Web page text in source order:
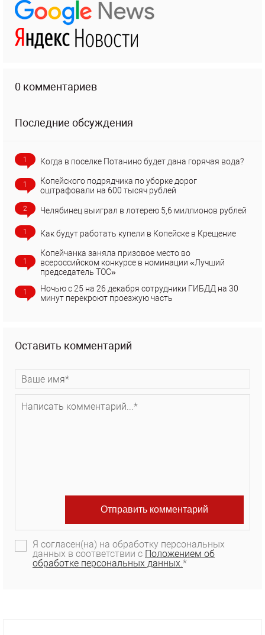
0 комментариев
Последние обсуждения
1 Когда в поселке Потанино будет дана горячая вода?
1
Копейского подрядчика по уборке дорог
оштрафовали на 600 тысяч рублей
2 Челябинец выиграл в лотерею 5,6 миллионов рублей
1 Как будут работать купели в Копейске в Крещение
1
Копейчанка заняла призовое место во
всероссийском конкурсе в номинации «Лучший
председатель ТОС»
1
Ночью с 25 на 26 декабря сотрудники ГИБДД на 30
минут перекроют проезжую часть
Оставить комментарий
Я согласен(на) на обработку персональных
данных в соответствии с Положением об
обработке персональных данных.*